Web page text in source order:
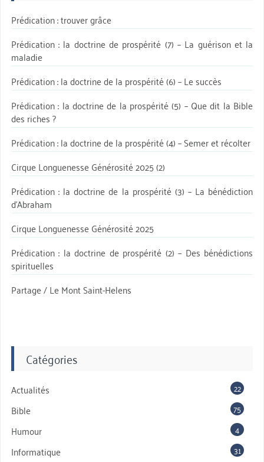
Prédication : trouver grâce
Prédication : la doctrine de prospérité (7) – La guérison et la
maladie
Prédication : la doctrine de la prospérité (6) – Le succès
Prédication : la doctrine de la prospérité (5) – Que dit la Bible
des riches ?
Prédication : la doctrine de la prospérité (4) – Semer et récolter
Cirque Longuenesse Générosité 2025 (2)
Prédication : la doctrine de la prospérité (3) – La bénédiction
d’Abraham
Cirque Longuenesse Générosité 2025
Prédication : la doctrine de prospérité (2) – Des bénédictions
spirituelles
Partage / Le Mont Saint-Helens
Catégories
Actualités 22
Bible 75
Humour 4
Informatique 31